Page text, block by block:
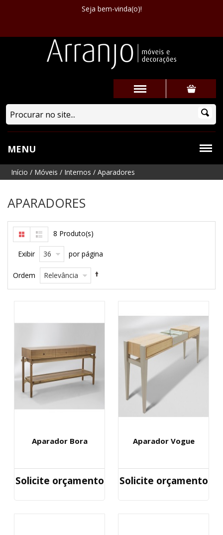
Seja bem-vinda(o)!
MENU
Início / Móveis / Internos / Aparadores
APARADORES
8 Produto(s)
Exibir 36 por página
Ordem Relevância
Aparador Bora
Solicite orçamento
Aparador Vogue
Solicite orçamento